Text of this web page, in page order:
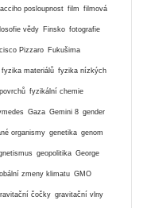
posloupnost film filmová
vědy Finsko fotografie
Pizzaro Fukušima
fyzika materiálů fyzika nízkých
fyzikální chemie
Gaza Gemini 8 gender
organismy genetika genom
geopolitika George
zmeny klimatu GMO
čočky gravitační vlny